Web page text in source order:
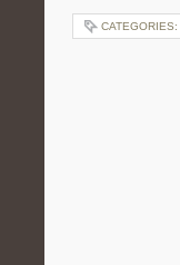
CATEGORIES: